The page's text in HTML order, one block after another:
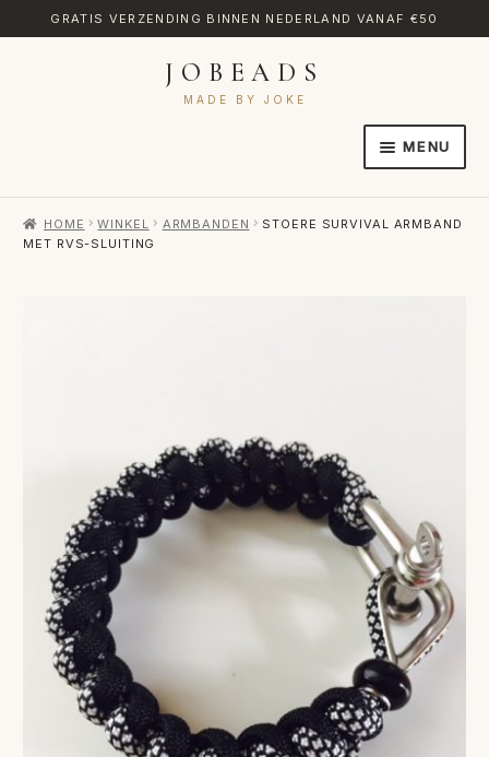
GRATIS VERZENDING BINNEN NEDERLAND VANAF €50
JOBEADS
MADE BY JOKE
MENU
AFREKENEN
VERLANGLIJST
VERZENDKOSTEN
VOLG BESTELLING
WINKEL
WINKELWAGEN
HOME WINKEL ARMBANDEN
STOERE SURVIVAL ARMBAND
MET RVS-SLUITING